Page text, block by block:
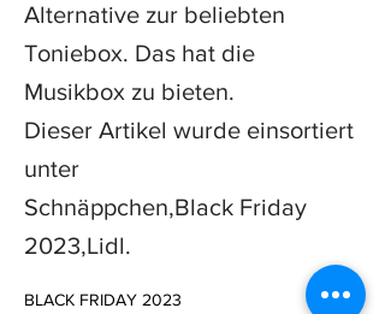
Alternative zur beliebten
Toniebox. Das hat die
Musikbox zu bieten.
Dieser Artikel wurde einsortiert
unter
Schnäppchen,Black Friday
2023,Lidl.
BLACK FRIDAY 2023